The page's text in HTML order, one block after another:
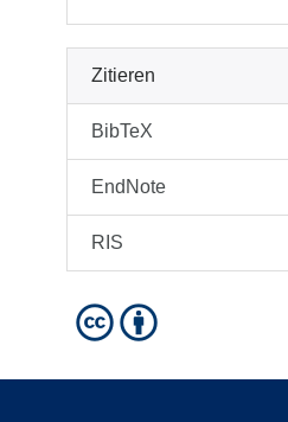
Zitieren
BibTeX
EndNote
RIS